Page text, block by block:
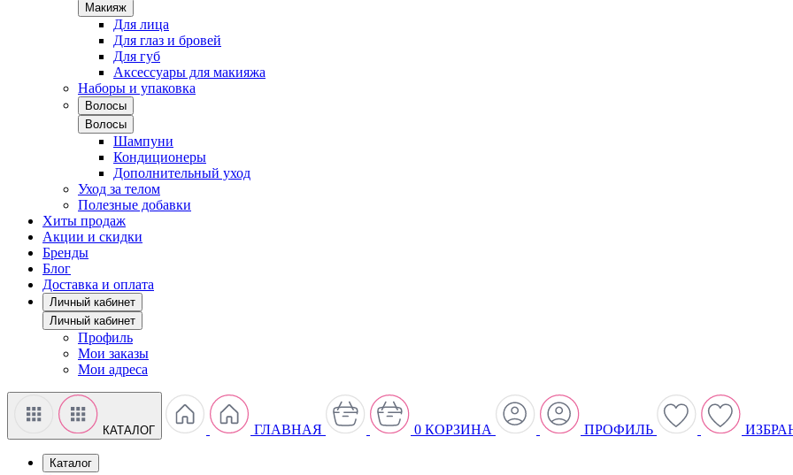
Макияж
Для лица
Для глаз и бровей
Для губ
Аксессуары для макияжа
Наборы и упаковка
Волосы
Волосы
Шампуни
Кондиционеры
Дополнительный уход
Уход за телом
Полезные добавки
Хиты продаж
Акции и скидки
Бренды
Блог
Доставка и оплата
Личный кабинет
Личный кабинет
Профиль
Мои заказы
Мои адреса
КАТАЛОГ ГЛАВНАЯ 0 КОРЗИНА ПРОФИЛЬ
Каталог